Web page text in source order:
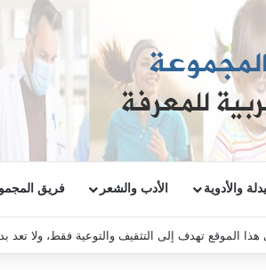
والأدوية الأدب والشعر فريق
الموقع تهدف إلى التثقيف والتوعية فقط، ولا